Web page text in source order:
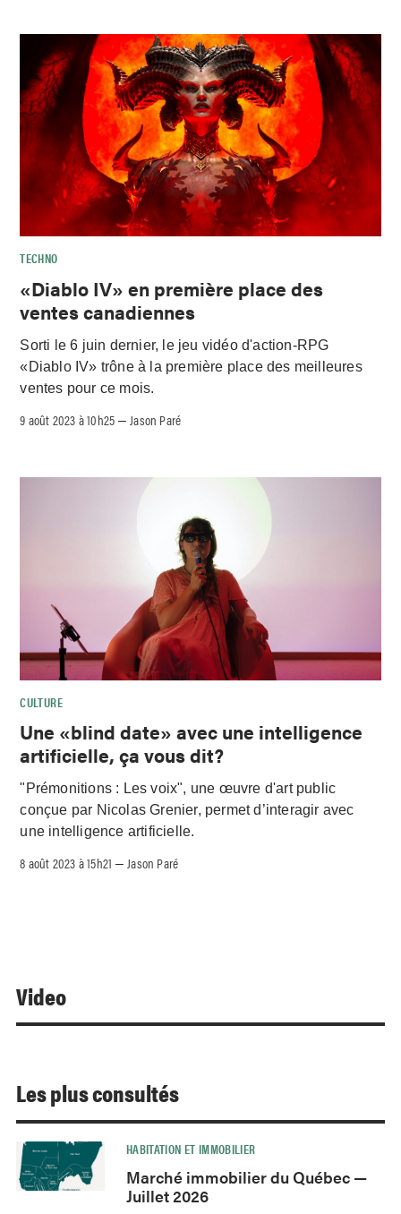
TECHNO
«Diablo IV» en première place des
ventes canadiennes
Sorti le 6 juin dernier, le jeu vidéo d'action-RPG
«Diablo IV» trône à la première place des meilleures
ventes pour ce mois.
9 août 2023 à 10h25 – Jason Paré
CULTURE
Une «blind date» avec une intelligence
artificielle, ça vous dit?
"Prémonitions : Les voix", une œuvre d'art public
conçue par Nicolas Grenier, permet d’interagir avec
une intelligence artificielle.
8 août 2023 à 15h21 – Jason Paré
Video
Les plus consultés
HABITATION ET IMMOBILIER
Marché immobilier du Québec —
Juillet 2026